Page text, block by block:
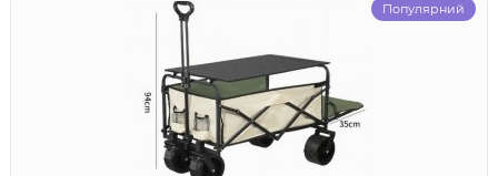
Популярний